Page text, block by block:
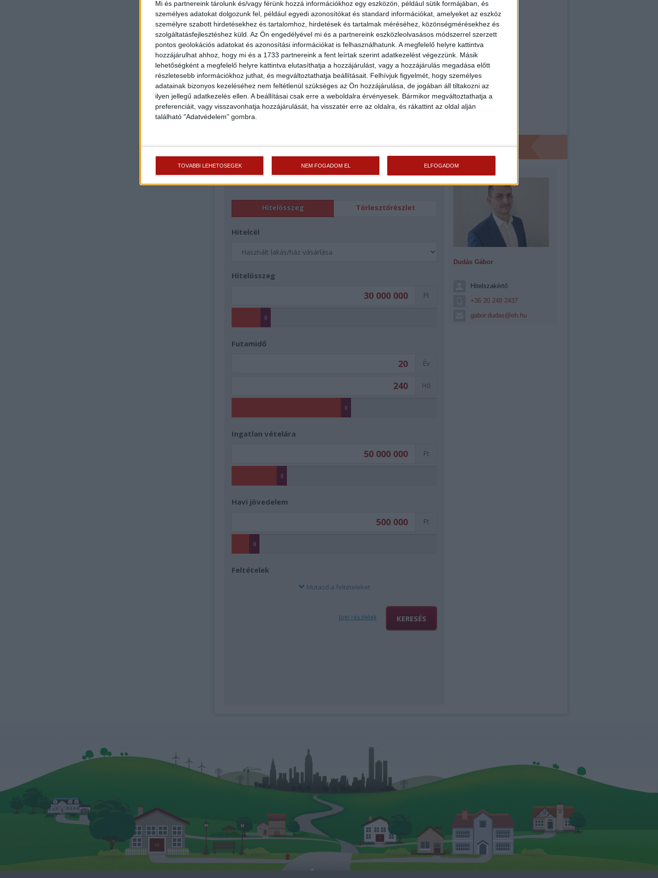
Mi és partnereink tárolunk és/vagy férünk hozzá információkhoz egy eszközön, például sütik formájában, és
személyes adatokat dolgozunk fel, például egyedi azonosítókat és standard információkat, amelyeket az eszköz
személyre szabott hirdetésekhez és tartalomhoz, hirdetések és tartalmak méréséhez, közönségmérésekhez és
szolgáltatásfejlesztéshez küld. Az Ön engedélyével mi és a partnereink eszközleolvasásos módszerrel szerzett
pontos geolokációs adatokat és azonosítási információkat is felhasználhatunk. A megfelelő helyre kattintva
hozzájárulhat ahhoz, hogy mi és a 1733 partnereink a fent leírtak szerint adatkezelést végezzünk. Másik
lehetőségként a megfelelő helyre kattintva elutasíthatja a hozzájárulást, vagy a hozzájárulás megadása előtt
részletesebb információkhoz juthat, és megváltoztathatja beállításait. Felhívjuk figyelmét, hogy személyes
adatainak bizonyos kezeléséhez nem feltétlenül szükséges az Ön hozzájárulása, de jogában áll tiltakozni az
ilyen jellegű adatkezelés ellen. A beállításai csak erre a weboldalra érvényesek. Bármikor megváltoztathatja a
preferenciáit, vagy visszavonhatja hozzájárulását, ha visszatér erre az oldalra, és rákattint az oldal alján
található "Adatvédelem" gombra.
TOVÁBBI LEHETŐSÉGEK NEM FOGADOM EL ELFOGADOM
AzOpenhouse Szeged Ingatlanirodatagjaként várom Önt az országos
hálózatunk teljes kínálatával.
Aikerház vásárláshoz hitelt igényelne?Ingyenes hitelközvetítéssel segít
Önnek bankfüggetlen hitelszakértőnk.
További szolgáltatásainkkal (pl. értékbecslés, energetikai tanúsítvány, jogi
háttér) is segítjük Önt a vásárlásban.
Az otthon érték. Az ingatlan üzlet.
Finanszírozás
Dudás Gábor
Hitelszakértő
+36 20 248 2437
gabor.dudas@oh.hu